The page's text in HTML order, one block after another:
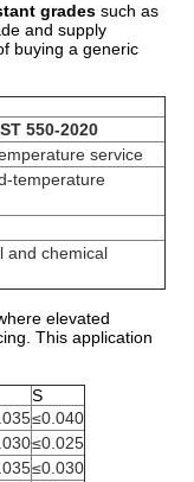
grades such as
and supply
buying a generic
550-2020
service
temperature
and chemical
elevated
This application
S
≤0.040
≤0.025
≤0.030